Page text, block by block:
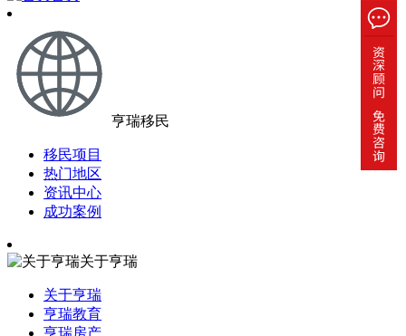
亨瑞移民
移民项目
热门地区
资讯中心
成功案例
关于亨瑞
关于亨瑞
亨瑞教育